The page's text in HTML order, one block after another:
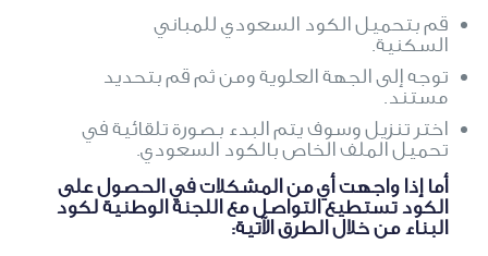
قم بتحميل الكود السعودي للمباني
السكنية.
توجه إلى الجهة العلوية ومن ثم قم بتحديد
مستند.
اختر تنزيل وسوف يتم البدء بصورة تلقائية في
تحميل الملف الخاص بالكود السعودي.
أما إذا واجهت أي من المشكلات في الحصول على
الكود تستطيع التواصل مع اللجنة الوطنية لكود
البناء من خلال الطرق الآتية: